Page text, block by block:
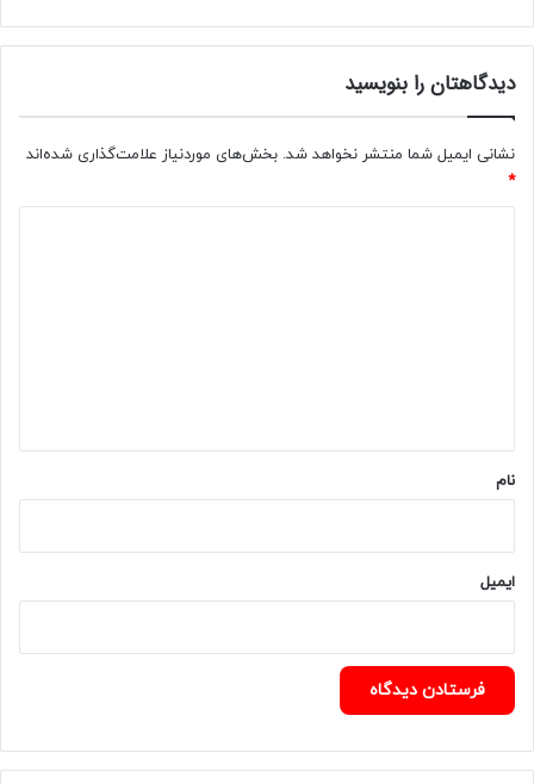
دیدگاهتان را بنویسید
نشانی ایمیل شما منتشر نخواهد شد. بخش‌های موردنیاز علامت‌گذاری شده‌اند
*
نام
ایمیل